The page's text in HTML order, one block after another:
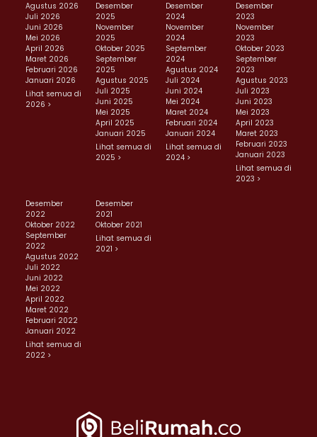
Agustus 2026
Juli 2026
Juni 2026
Mei 2026
April 2026
Maret 2026
Februari 2026
Januari 2026
Lihat semua di
2026 >
Desember
2025
November
2025
Oktober 2025
September
2025
Agustus 2025
Juli 2025
Juni 2025
Mei 2025
April 2025
Januari 2025
Lihat semua di
2025 >
Desember
2024
November
2024
September
2024
Agustus 2024
Juli 2024
Juni 2024
Mei 2024
Maret 2024
Februari 2024
Januari 2024
Lihat semua di
2024 >
Desember
2023
November
2023
Oktober 2023
September
2023
Agustus 2023
Juli 2023
Juni 2023
Mei 2023
April 2023
Maret 2023
Februari 2023
Januari 2023
Lihat semua di
2023 >
Desember
2022
Oktober 2022
September
2022
Agustus 2022
Juli 2022
Juni 2022
Mei 2022
April 2022
Maret 2022
Februari 2022
Januari 2022
Lihat semua di
2022 >
Desember
2021
Oktober 2021
Lihat semua di
2021 >